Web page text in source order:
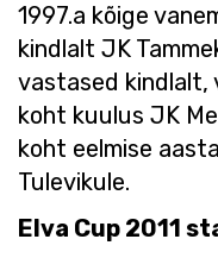
1997.a kõige
kindlalt JK
vastased kindlalt,
koht kuulus JK
koht eelmise
Tulevikule.
Elva Cup 2011